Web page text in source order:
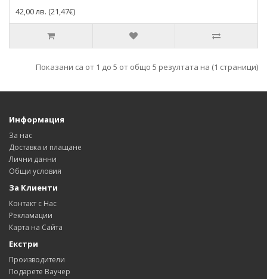
42,00 лв. (21,47€)
Показани са от 1 до 5 от общо 5 резултата на (1 страници)
Информация
За нас
Доставка и плащане
Лични данни
Общи условия
За Клиенти
Контакт с Нас
Рекламации
Карта на Сайта
Екстри
Производители
Подарете Ваучер